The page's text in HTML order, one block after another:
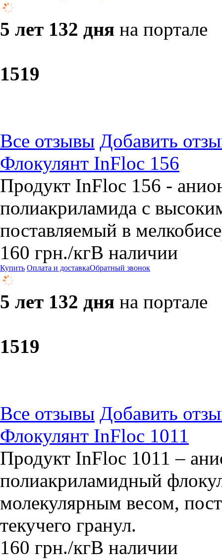
5 лет 132 дня на портале
1519
Все отзывы Добавить
Флокулянт InFloc 156
Продукт InFloc 156 -
полиакриламида с
поставляемый в
160 грн./кгВ наличии
Купить Оплата и доставкаОбратный звонок
5 лет 132 дня на портале
1519
Все отзывы Добавить
Флокулянт InFloc 1011
Продукт InFloc 1011 –
полиакриламидный
молекулярным весом,
текучего гранул.
160 грн./кгВ наличии